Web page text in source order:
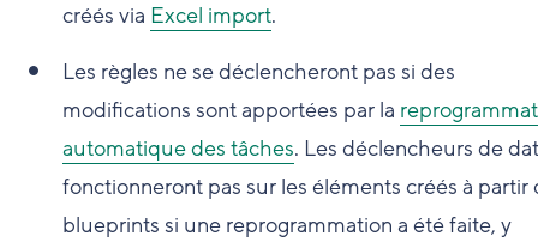
créés via Excel import.
Les règles ne se déclencheront pas si des
modifications sont apportées par la
automatique des tâches. Les déclencheurs de
fonctionneront pas sur les éléments créés à partir
blueprints si une reprogrammation a été faite, y